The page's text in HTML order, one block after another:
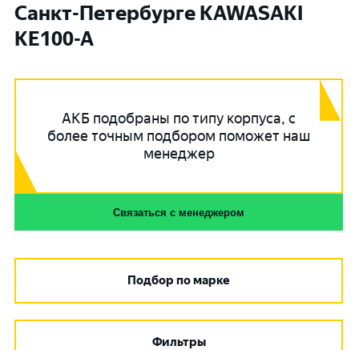
Санкт-Петербурге KAWASAKI
KE100-A
АКБ подобраны по типу корпуса, с
более точным подбором поможет наш
менеджер
Связаться с менеджером
Подбор по марке
Фильтры